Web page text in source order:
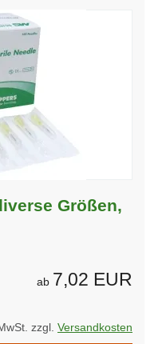
Größen,
ab 7,02 EUR
zzgl. Versandkosten